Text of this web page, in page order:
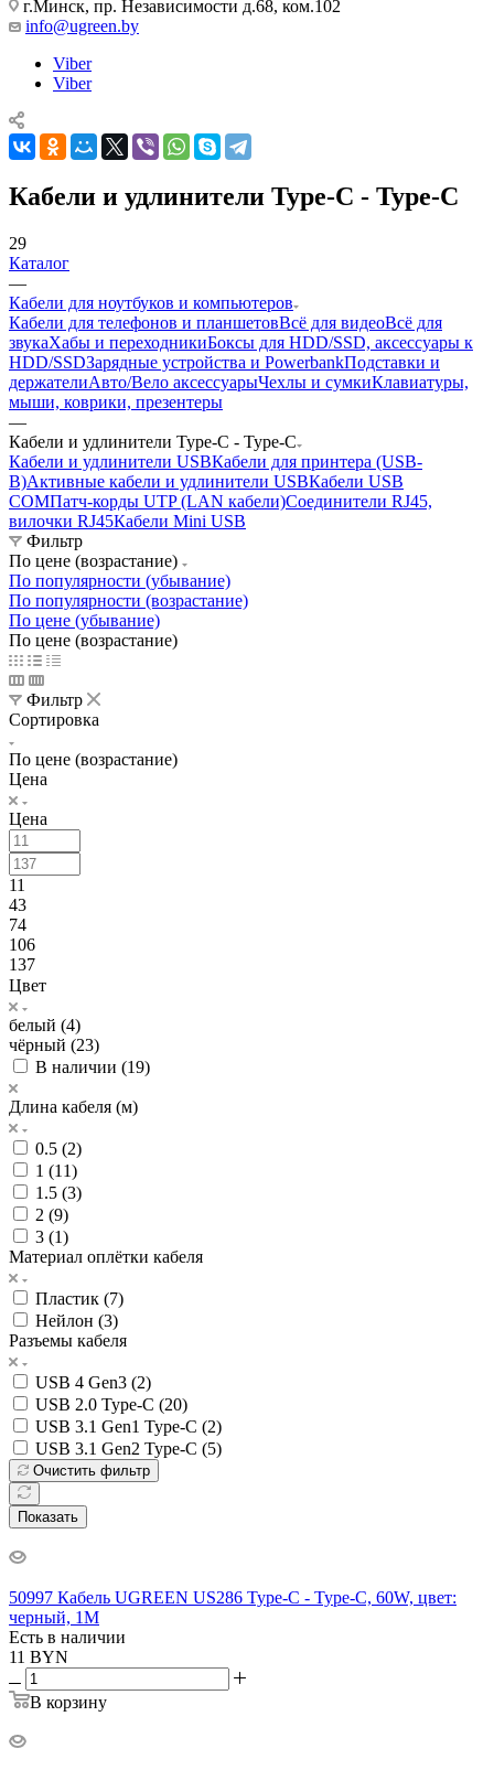
г.Минск, пр. Независимости д.68, ком.102
info@ugreen.by
Viber
Viber
Кабели и удлинители Type-C - Type-C
29
Каталог
—
Кабели для ноутбуков и компьютеров
Кабели для телефонов и планшетовВсё для видеоВсё для
звукаХабы и переходникиБоксы для HDD/SSD, аксессуары к
HDD/SSDЗарядные устройства и PowerbankПодставки и
держателиАвто/Вело аксессуарыЧехлы и сумкиКлавиатуры,
мыши, коврики, презентеры
—
Кабели и удлинители Type-C - Type-C
Кабели и удлинители USBКабели для принтера (USB-
B)Активные кабели и удлинители USBКабели USB
COMПатч-корды UTP (LAN кабели)Соединители RJ45,
вилочки RJ45Кабели Mini USB
Фильтр
По цене (возрастание)
По популярности (убывание)
По популярности (возрастание)
По цене (убывание)
По цене (возрастание)
Фильтр
Сортировка
По цене (возрастание)
Цена
Цена
11
43
74
106
137
Цвет
белый (4)
чёрный (23)
В наличии (19)
Длина кабеля (м)
0.5 (2)
1 (11)
1.5 (3)
2 (9)
3 (1)
Материал оплётки кабеля
Пластик (7)
Нейлон (3)
Разъемы кабеля
USB 4 Gen3 (2)
USB 2.0 Type-C (20)
USB 3.1 Gen1 Type-C (2)
USB 3.1 Gen2 Type-C (5)
Очистить фильтр
Показать
50997 Кабель UGREEN US286 Type-C - Type-C, 60W, цвет:
черный, 1M
Есть в наличии
11 BYN
В корзину